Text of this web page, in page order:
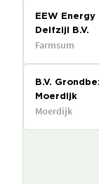
EEW
Delfzijl B.V.
Farmsum
B.V.
Moerdijk
Moerdijk